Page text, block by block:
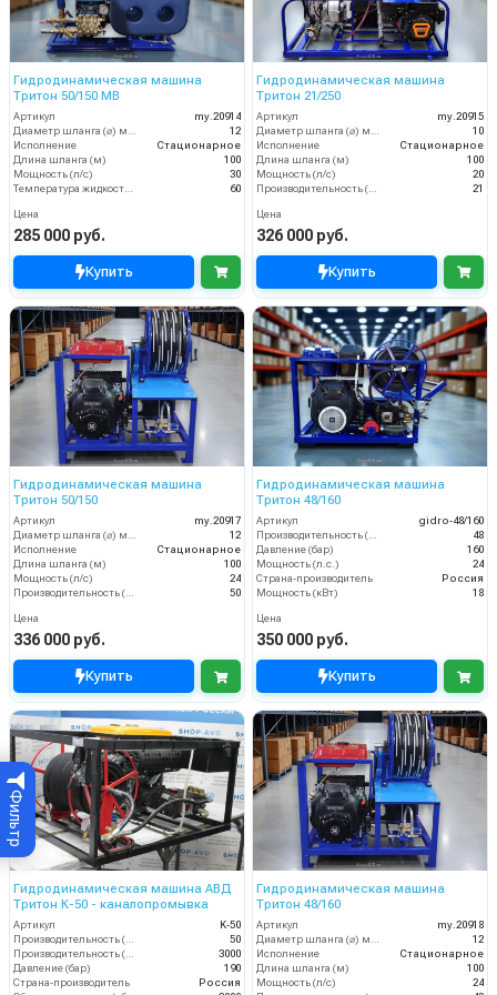
Фильтр
Гидродинамическая машина
Тритон 50/150 МВ
Артикул
my.20914
12
Исполнение
Стационарное
Длина шланга (м)
100
Мощность (л/с)
30
60
Цена
285 000 руб.
Купить
Гидродинамическая машина
Тритон 21/250
Артикул
my.20915
10
Исполнение
Стационарное
Длина шланга (м)
100
Мощность (л/с)
20
21
Цена
326 000 руб.
Купить
Гидродинамическая машина
Тритон 50/150
Артикул
my.20917
Диаметр шланга (⌀) мм:
12
Исполнение
Стационарное
Длина шланга (м)
100
Мощность (л/с)
24
Производительность (л/мин)
50
Цена
336 000 руб.
Купить
Гидродинамическая машина
Тритон 48/160
Артикул
gidro-48/160
Производительность (л/мин)
48
Давление (бар)
160
Мощность (л.с.)
24
Страна-производитель
Россия
Мощность (кВт)
18
Цена
350 000 руб.
Купить
Гидродинамическая машина АВД
Тритон К-50 - каналопромывка
Артикул
K-50
Производительность (л/мин)
50
Производительность (л/ч)
3000
Давление (бар)
190
Страна-производитель
Россия
Гидродинамическая машина
Тритон 48/160
Артикул
my.20918
Диаметр шланга (⌀) мм:
12
Исполнение
Стационарное
Длина шланга (м)
100
Мощность (л/с)
24